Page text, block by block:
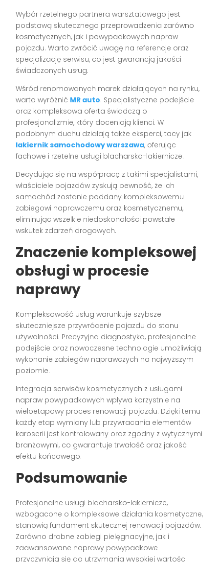
Wybór rzetelnego partnera warsztatowego jest
podstawą skutecznego przeprowadzenia zarówno
kosmetycznych, jak i powypadkowych napraw
pojazdu. Warto zwrócić uwagę na referencje oraz
specjalizację serwisu, co jest gwarancją jakości
świadczonych usług.
Wśród renomowanych marek działających na rynku,
warto wyróżnić MR auto. Specjalistyczne podejście
oraz kompleksowa oferta świadczą o
profesjonalizmie, który doceniają klienci. W
podobnym duchu działają także eksperci, tacy jak
lakiernik samochodowy warszawa, oferując
fachowe i rzetelne usługi blacharsko-lakiernicze.
Decydując się na współpracę z takimi specjalistami,
właściciele pojazdów zyskują pewność, że ich
samochód zostanie poddany kompleksowemu
zabiegowi naprawczemu oraz kosmetycznemu,
eliminując wszelkie niedoskonałości powstałe
wskutek zdarzeń drogowych.
Znaczenie kompleksowej
obsługi w procesie
naprawy
Kompleksowość usług warunkuje szybsze i
skuteczniejsze przywrócenie pojazdu do stanu
używalności. Precyzyjna diagnostyka, profesjonalne
podejście oraz nowoczesne technologie umożliwiają
wykonanie zabiegów naprawczych na najwyższym
poziomie.
Integracja serwisów kosmetycznych z usługami
napraw powypadkowych wpływa korzystnie na
wieloetapowy proces renowacji pojazdu. Dzięki temu
każdy etap wymiany lub przywracania elementów
karoserii jest kontrolowany oraz zgodny z wytycznymi
branżowymi, co gwarantuje trwałość oraz jakość
efektu końcowego.
Podsumowanie
Profesjonalne usługi blacharsko-lakiernicze,
wzbogacone o kompleksowe działania kosmetyczne,
stanowią fundament skutecznej renowacji pojazdów.
Zarówno drobne zabiegi pielęgnacyjne, jak i
zaawansowane naprawy powypadkowe
przyczyniają się do utrzymania wysokiej wartości